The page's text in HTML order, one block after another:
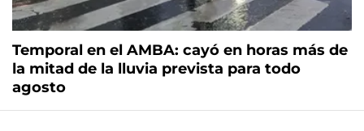
Temporal en el AMBA: cayó en horas más de
la mitad de la lluvia prevista para todo
agosto